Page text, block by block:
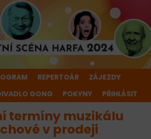
REPERTOÁR
ZÁJEZDY
GONG POKYNY PŘIHLÁSIT
termíny muzikálu
v prodeji